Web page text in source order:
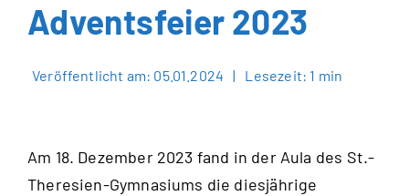
Schönenberg fördern
Aktuelles
Adventsfeier 2023
Veröffentlicht am: 05.01.2024 | Lesezeit: 1 min
Am 18. Dezember 2023 fand in der Aula des St.-
Theresien-Gymnasiums die diesjährige